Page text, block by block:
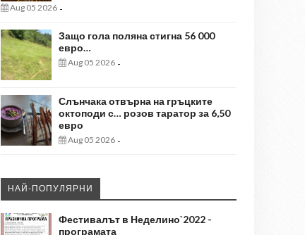
Aug 05 2026 -
Защо гола поляна стигна 56 000
евро…
Aug 05 2026 -
Слънчака отвърна на гръцките
октоподи с… розов таратор за 6,50
евро
Aug 05 2026 -
НАЙ-ПОПУЛЯРНИ
Фестивалът в Неделино`2022 -
програмата